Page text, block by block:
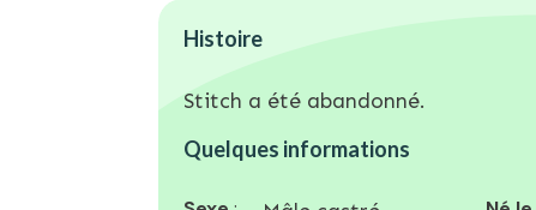
Histoire
Stitch a été abandonné.
Quelques informations